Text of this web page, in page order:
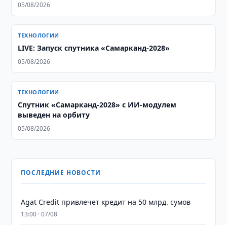
05/08/2026
ТЕХНОЛОГИИ
LIVE: Запуск спутника «Самарканд-2028»
05/08/2026
ТЕХНОЛОГИИ
Спутник «Самарканд-2028» с ИИ-модулем
выведен на орбиту
05/08/2026
ПОСЛЕДНИЕ НОВОСТИ
Agat Credit привлечет кредит на 50 млрд. сумов
13:00 · 07/08